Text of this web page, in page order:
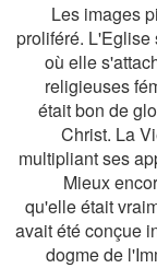
Les images
proliféré. L'Eglise
où elle
religieuses
était bon de
Christ. La
multipliant ses
Mieux
qu'elle était
avait été conçue
dogme de